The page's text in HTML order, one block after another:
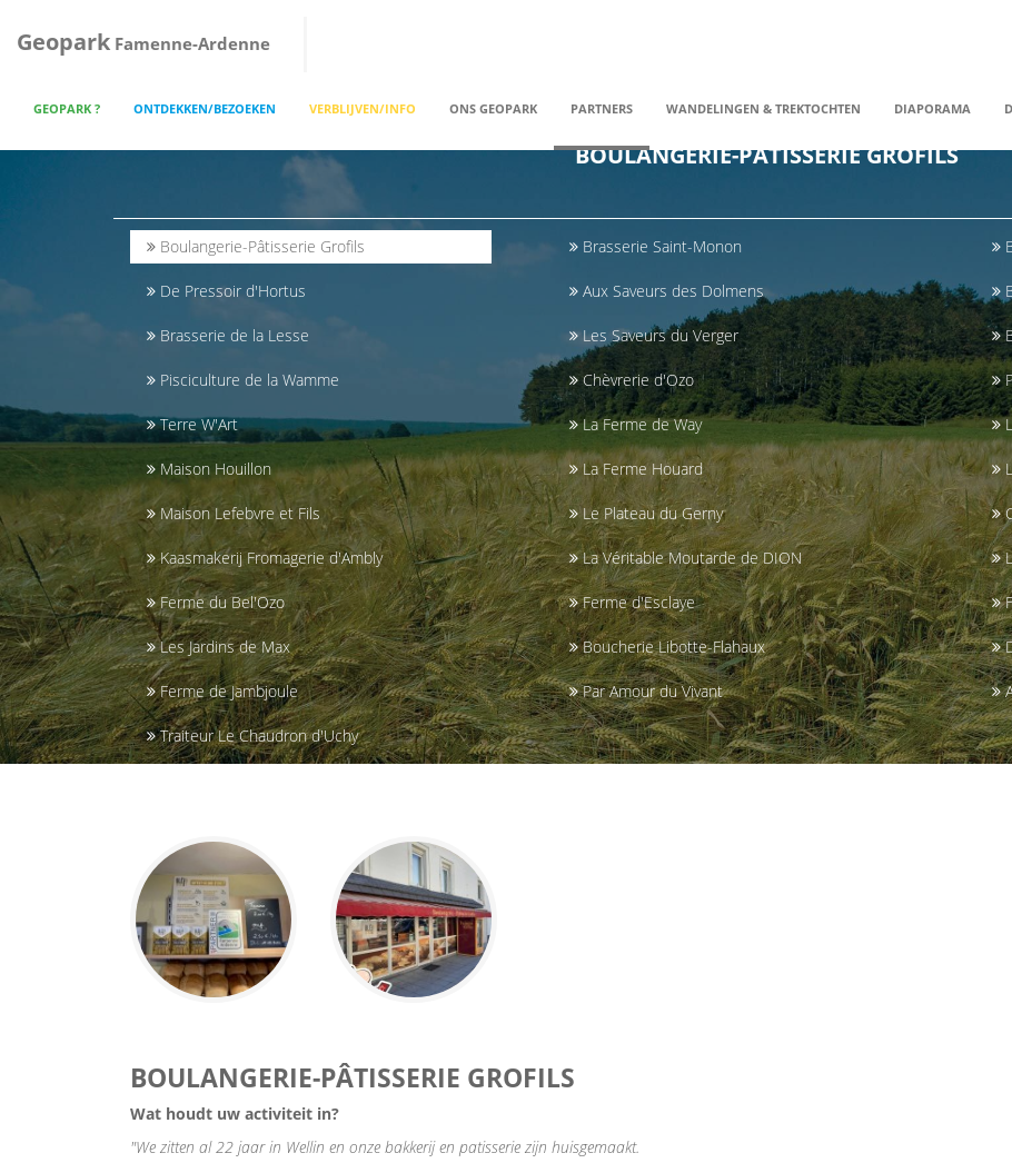
Geopark Famenne-Ardenne
GEOPARK ? ONTDEKKEN/BEZOEKEN VERBLIJVEN/INFO ONS GEOPARK PARTNERS WANDELINGEN & TREKTOCHTEN DIAPORAMA
BOULANGERIE-PÂTISSERIE GROFILS
Boulangerie-Pâtisserie Grofils
De Pressoir d'Hortus
Brasserie de la Lesse
Pisciculture de la Wamme
Terre W'Art
Maison Houillon
Maison Lefebvre et Fils
Kaasmakerij Fromagerie d'Ambly
Ferme du Bel'Ozo
Les Jardins de Max
Ferme de Jambjoule
Brasserie Saint-Monon
Aux Saveurs des Dolmens
Les Saveurs du Verger
Chèvrerie d'Ozo
La Ferme de Way
La Ferme Houard
Le Plateau du Gerny
La Véritable Moutarde de DION
Ferme d'Esclaye
Boucherie Libotte-Flahaux
Par Amour du Vivant
Traiteur Le Chaudron d'Uchy
BOULANGERIE-PÂTISSERIE GROFILS
Wat houdt uw activiteit in?
"We zitten al 22 jaar in Wellin en onze bakkerij en patisserie zijn huisgemaakt.